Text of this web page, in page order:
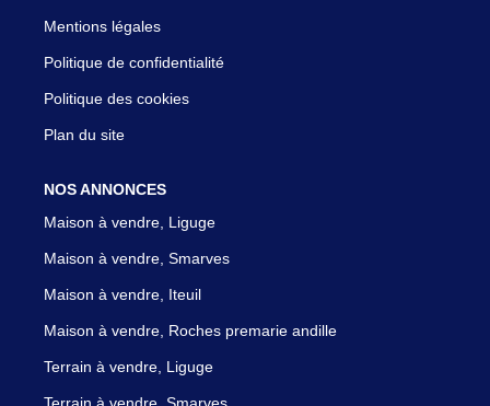
Mentions légales
Politique de confidentialité
Politique des cookies
Plan du site
NOS ANNONCES
Maison à vendre, Liguge
Maison à vendre, Smarves
Maison à vendre, Iteuil
Maison à vendre, Roches premarie andille
Terrain à vendre, Liguge
Terrain à vendre, Smarves